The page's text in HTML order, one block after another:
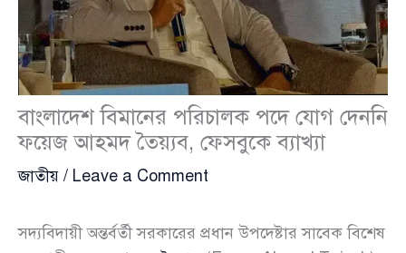
বাংলাদেশ বিমানের পরিচালক পদে যোগ দেননি
ফয়েজ আহমদ তৈয়্যব, ফেসবুকে ব্যাখ্যা
জাতীয় / Leave a Comment
সদ্যবিদায়ী অন্তর্বর্তী সরকারের প্রধান উপদেষ্টার সাবেক বিশেষ